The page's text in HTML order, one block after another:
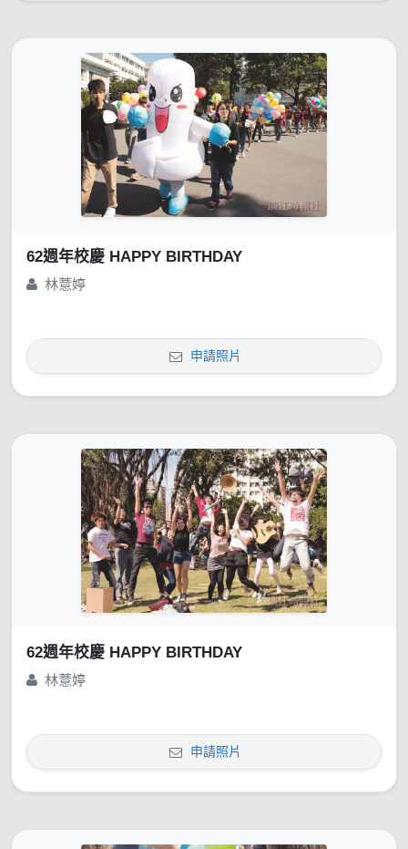
62週年校慶 HAPPY BIRTHDAY
林薏婷
申請照片
62週年校慶 HAPPY BIRTHDAY
林薏婷
申請照片